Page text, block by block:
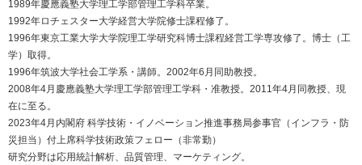
1989年慶應義塾大学理工学部管理工学科卒業。
1992年ロチェスター大学経営大学院修士課程修了。
1996年東京工業大学大学院理工学研究科博士課程経営工学専攻修了。博士（工
学）取得。
1996年筑波大学社会工学系・講師。2002年6月同助教授。
2008年4月慶應義塾大学理工学部管理工学科・准教授。2011年4月同教授、現
在に至る。
2023年4月内閣府 科学技術・イノベーション推進事務局参事官（インフラ・防
災担当）付上席科学技術政策フェロー（非常勤）
研究分野は応用統計解析、品質管理、マーケティング。